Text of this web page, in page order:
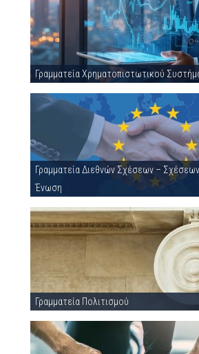
Γραμματεία Χρηματοπιστωτικού
Γραμματεία Διεθνών Σχέσεων –
Ένωση
Γραμματεία Πολιτισμού